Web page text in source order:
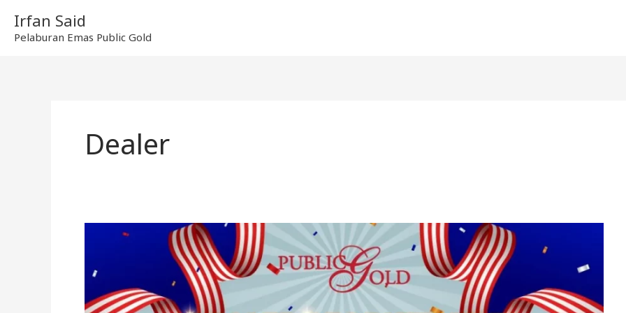
content
Irfan Said
Pelaburan Emas Public Gold
Dealer
Dealer
Public
Gold